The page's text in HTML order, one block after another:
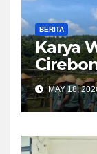
BERITA
Karya
MAY 18,